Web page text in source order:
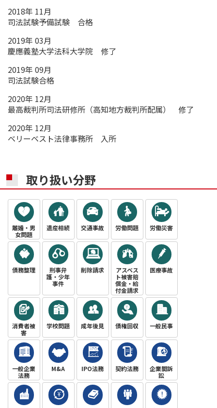
2018年 11月
司法試験予備試験 合格
2019年 03月
慶應義塾大学法科大学院 修了
2019年 09月
司法試験合格
2020年 12月
最高裁判所司法研修所（高知地方裁判所配属） 修了
2020年 12月
ベリーベスト法律事務所 入所
取り扱い分野
離婚・男
女問題
遺産相続 交通事故 労働問題 労働災害
債務整理
刑事弁
護・少年
事件
削除請求
アスベス
ト被害賠
償金・給
付金請求
医療事故
消費者被
害
学校問題 成年後見 債権回収 一般民事
一般企業
法務
M&A IPO法務 契約法務
企業間訴
訟